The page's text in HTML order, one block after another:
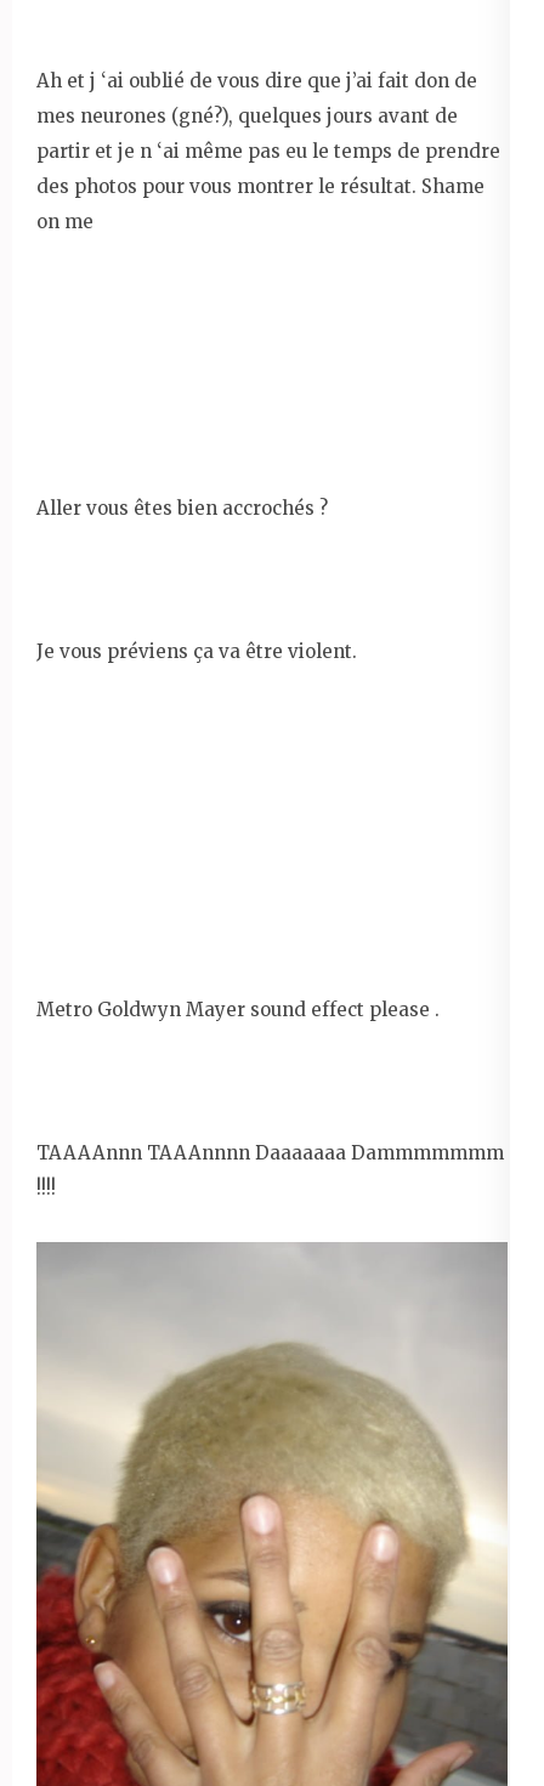
Ah et j ‘ai oublié de vous dire que j’ai fait don de
mes neurones (gné?), quelques jours avant de
partir et je n ‘ai même pas eu le temps de prendre
des photos pour vous montrer le résultat. Shame
on me
Aller vous êtes bien accrochés ?
Je vous préviens ça va être violent.
Metro Goldwyn Mayer sound effect please .
TAAAAnnn TAAAnnnn Daaaaaaa Dammmmmmm
!!!!